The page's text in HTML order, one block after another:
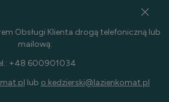
Obsługi Klienta drogą telefoniczną lub
mailową:
+48 600901034
lub o.kedzierski@lazienkomat.pl